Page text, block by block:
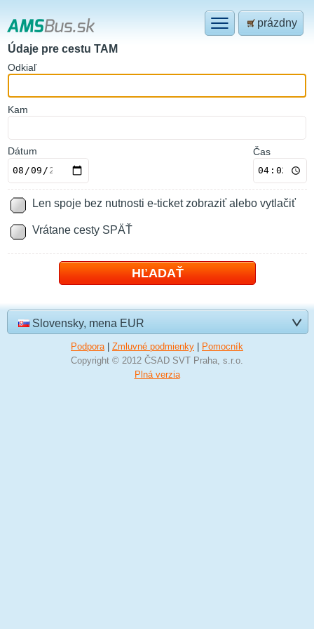
prázdny
Údaje pre cestu TAM
Odkiaľ
Kam
Čas
Dátum
Len spoje bez nutnosti e-ticket zobraziť alebo vytlačiť
Vrátane cesty SPÄŤ
Slovensky, mena EUR
Podpora | Zmluvné podmienky | Pomocník
Copyright © 2012 ČSAD SVT Praha, s.r.o.
Plná verzia